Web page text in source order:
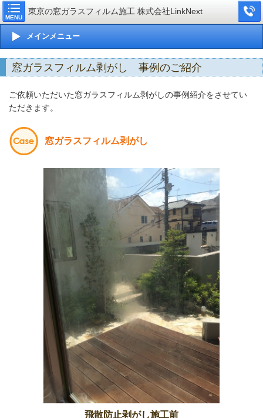
MENU
東京の窓ガラスフィルム施工 株式会社LinkNext
メインメニュー
窓ガラスフィルム剥がし 事例のご紹介
ご依頼いただいた窓ガラスフィルム剥がしの事例紹介をさせてい
ただきます。
窓ガラスフィルム剥がし
飛散防止剥がし施工前